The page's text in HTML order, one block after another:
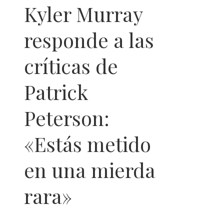
Kyler Murray
responde a las
críticas de
Patrick
Peterson:
«Estás metido
en una mierda
rara»